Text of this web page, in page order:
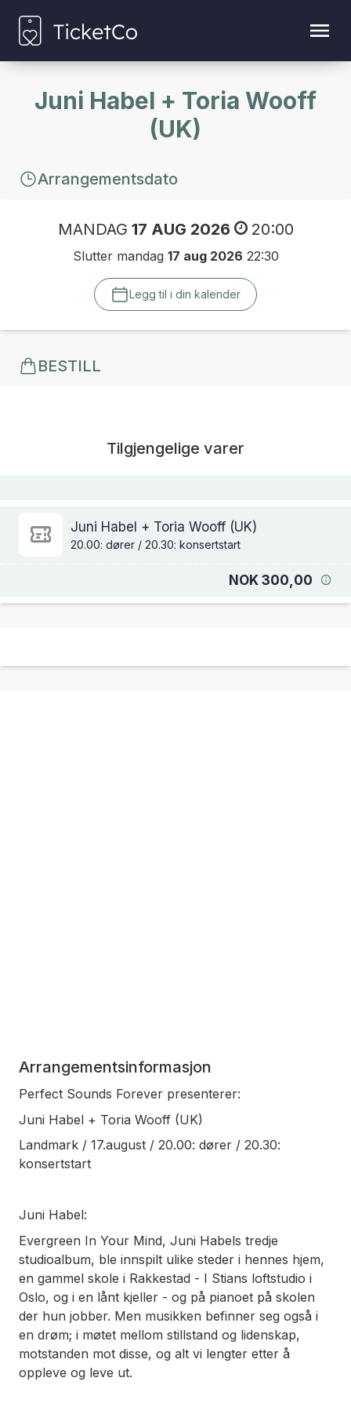
Juni Habel + Toria Wooff
(UK)
Arrangementsdato
MANDAG 17 AUG 2026 20:00
Slutter mandag 17 aug 2026 22:30
Legg til i din kalender
BESTILL
Tilgjengelige varer
Juni Habel + Toria Wooff (UK)
20.00: dører / 20.30: konsertstart
NOK 300,00
Arrangementsinformasjon
Perfect Sounds Forever presenterer:
Juni Habel + Toria Wooff (UK)
Landmark / 17.august / 20.00: dører / 20.30:
konsertstart
Juni Habel:
Evergreen In Your Mind, Juni Habels tredje
studioalbum, ble innspilt ulike steder i hennes hjem,
en gammel skole i Rakkestad - I Stians loftstudio i
Oslo, og i en lånt kjeller - og på pianoet på skolen
der hun jobber. Men musikken befinner seg også i
en drøm; i møtet mellom stillstand og lidenskap,
motstanden mot disse, og alt vi lengter etter å
oppleve og leve ut.